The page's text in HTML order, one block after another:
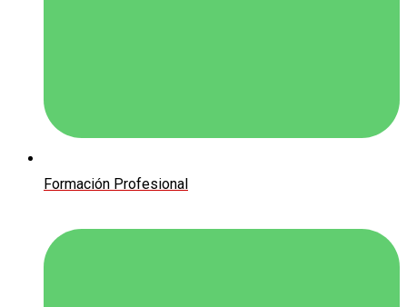
Formación Profesional